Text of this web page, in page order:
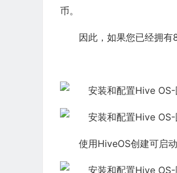
币。
因此，如果您已经拥
使用HiveOS创建可启